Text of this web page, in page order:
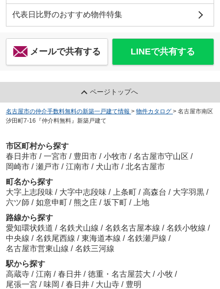
代表日比野のおすすめ物件特集
メールで共有する LINEで共有する
ページトップへ
名古屋市の仲介手数料無料の新築一戸建て情報 > 物件カタログ > 名古屋市南区
汐田町7-16『仲介料無料』新築戸建て
市区町村から探す
春日井市 / 一宮市 / 豊田市 / 小牧市 / 名古屋市守山区 /
岡崎市 / 瀬戸市 / 江南市 / 犬山市 / 北名古屋市
町名から探す
大字上志段味 / 大字中志段味 / 上条町 / 高森台 / 大字羽黒 /
六ツ師 / 如意申町 / 熊之庄 / 坂下町 /
上地
路線から探す
愛知環状鉄道 / 名鉄犬山線 / 名鉄名古屋本線 / 名鉄小牧線 /
中央線 / 名鉄尾西線 / 東海道本線 / 名鉄瀬戸線 /
名古屋市営東山線 / 名鉄三河線
駅から探す
高蔵寺 / 江南 / 春日井 / 徳重・名古屋芸大 / 小牧 /
尾張一宮 / 味岡 / 春日井 / 大山寺 / 豊明